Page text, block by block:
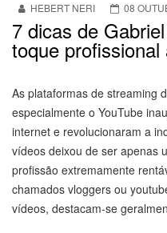
HEBERT NERI 08
7 dicas de
toque
As plataformas de streaming
especialmente o YouTube
internet e revolucionaram a
vídeos deixou de ser apenas
profissão extremamente
chamados vloggers ou
vídeos, destacam-se